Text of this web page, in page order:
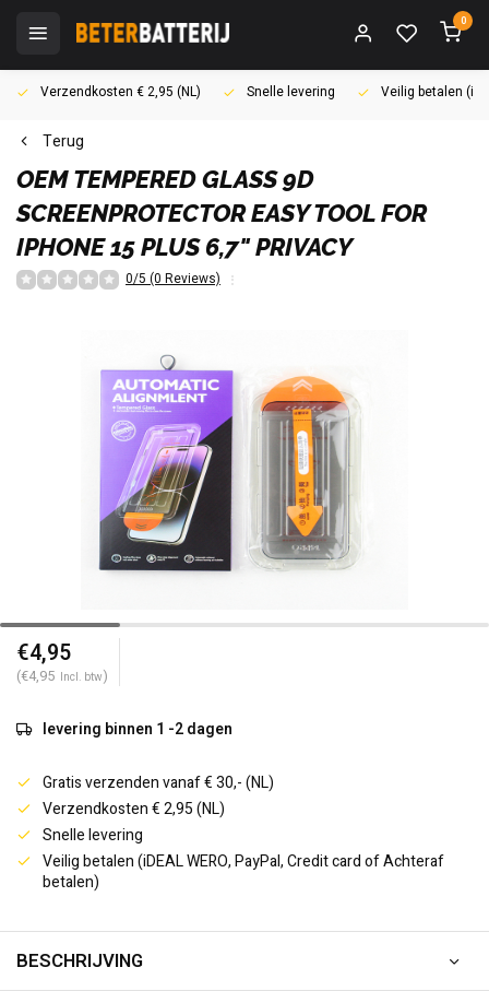
0
Verzendkosten € 2,95 (NL) Snelle levering Veilig betalen
Terug
OEM TEMPERED GLASS 9D
SCREENPROTECTOR EASY TOOL FOR
IPHONE 15 PLUS 6,7" PRIVACY
0/5 (0 Reviews)
€4,95
(€4,95 Incl. btw)
levering binnen 1 -2 dagen
Gratis verzenden vanaf € 30,- (NL)
Verzendkosten € 2,95 (NL)
Snelle levering
Veilig betalen (iDEAL WERO, PayPal, Credit card of Achteraf
betalen)
BESCHRIJVING